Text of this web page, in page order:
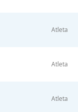
Atleta
Atleta
Atleta